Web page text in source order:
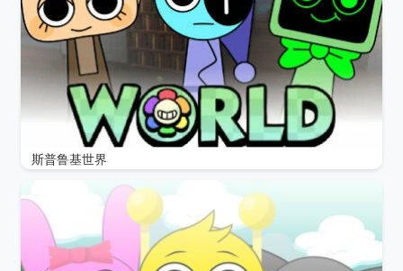
斯普鲁基世界